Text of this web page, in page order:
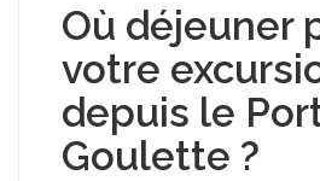
Où déjeuner
votre
depuis le
Goulette ?